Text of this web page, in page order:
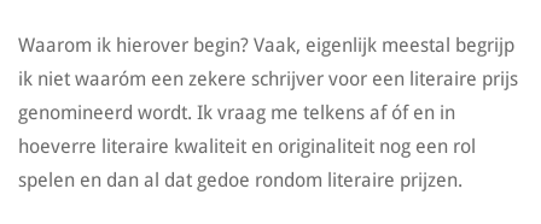
Waarom ik hierover begin? Vaak, eigenlijk meestal begrijp
ik niet waaróm een zekere schrijver voor een literaire prijs
genomineerd wordt. Ik vraag me telkens af óf en in
hoeverre literaire kwaliteit en originaliteit nog een rol
spelen en dan al dat gedoe rondom literaire prijzen.